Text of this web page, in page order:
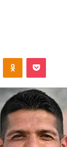
Odnoklassniki
Pocket